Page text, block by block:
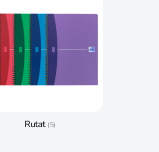
Rutat (5)